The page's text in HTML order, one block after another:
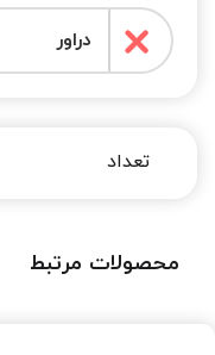
دراور
محصولات مرتبط